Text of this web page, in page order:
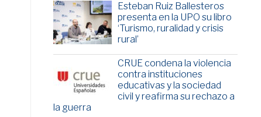
Esteban Ruiz Ballesteros
presenta en la UPO su libro
‘Turismo, ruralidad y crisis
rural’
CRUE condena la violencia
contra instituciones
educativas y la sociedad
civil y reafirma su rechazo a
la guerra